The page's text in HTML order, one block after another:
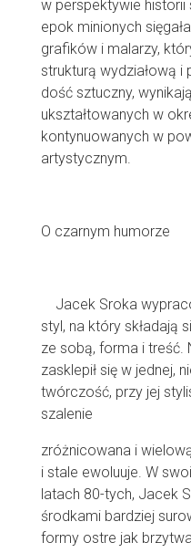
w perspektywie historii
epok minionych
grafików i malarzy,
strukturą wydziałową i
dość sztuczny,
ukształtowanych w
kontynuowanych w
artystycznym.
O czarnym humorze
Jacek Sroka
styl, na który składają
ze sobą, forma i treść.
zasklepił się w jednej,
twórczość, przy jej
szalenie
zróżnicowana i
i stale ewoluuje. W
latach 80-tych, Jacek
środkami bardziej
formy ostre jak